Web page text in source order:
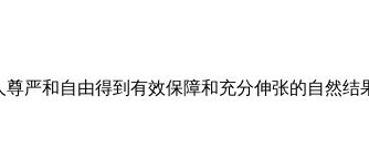
严和自由得到有效保障和充分伸张的自然